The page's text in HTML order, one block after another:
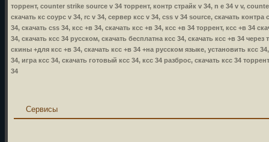
торрент, counter strike source v 34 торрент, контр страйк v 34, n e 34 v v,
скачать кс соурс v 34, rc v 34, сервер ксс v 34, css v 34 source, скачать
34, скачать css 34, ксс +в 34, скачать ксс +в 34, ксс +в 34 торрент, ксс +в 34
34, скачать ксс 34 русском, скачать бесплатна ксс 34, скачать ксс +в 34
скины +для ксс +в 34, скачать ксс +в 34 +на русском языке, установить ксс
34, игра ксс 34, скачать готовый ксс 34, ксс 34 разброс, скачать ксс 34
34
Сервисы